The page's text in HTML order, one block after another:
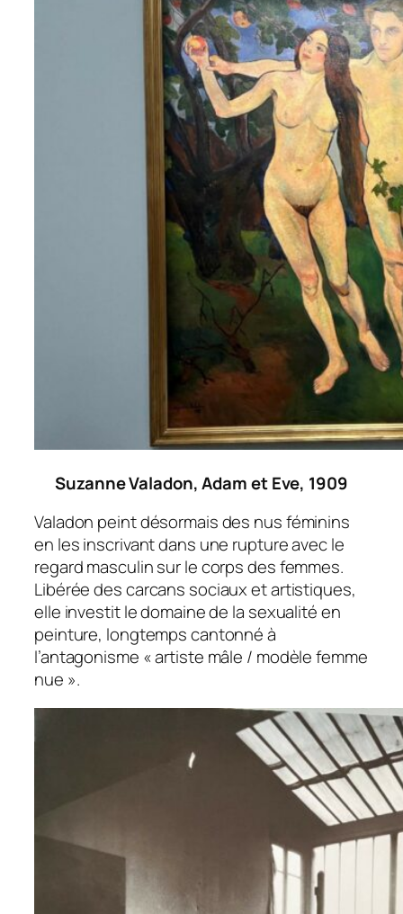
Suzanne Valadon, Adam et Eve, 1909
Valadon peint désormais des nus féminins
en les inscrivant dans une rupture avec le
regard masculin sur le corps des femmes.
Libérée des carcans sociaux et artistiques,
elle investit le domaine de la sexualité en
peinture, longtemps cantonné à
l’antagonisme « artiste mâle / modèle femme
nue ».